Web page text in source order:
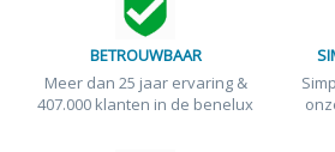
BETROUWBAAR
Meer dan 25 jaar ervaring &
407.000 klanten in de benelux